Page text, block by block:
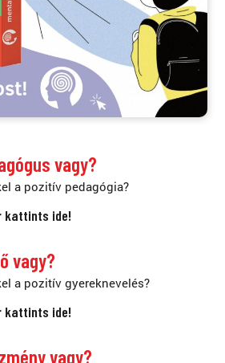
vagy?
a pozitív pedagógia?
kattints ide!
vagy?
a pozitív gyereknevelés?
kattints ide!
vagy?